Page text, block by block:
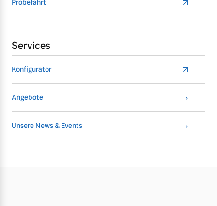
Probefahrt
Services
Konfigurator
Angebote
Unsere News & Events